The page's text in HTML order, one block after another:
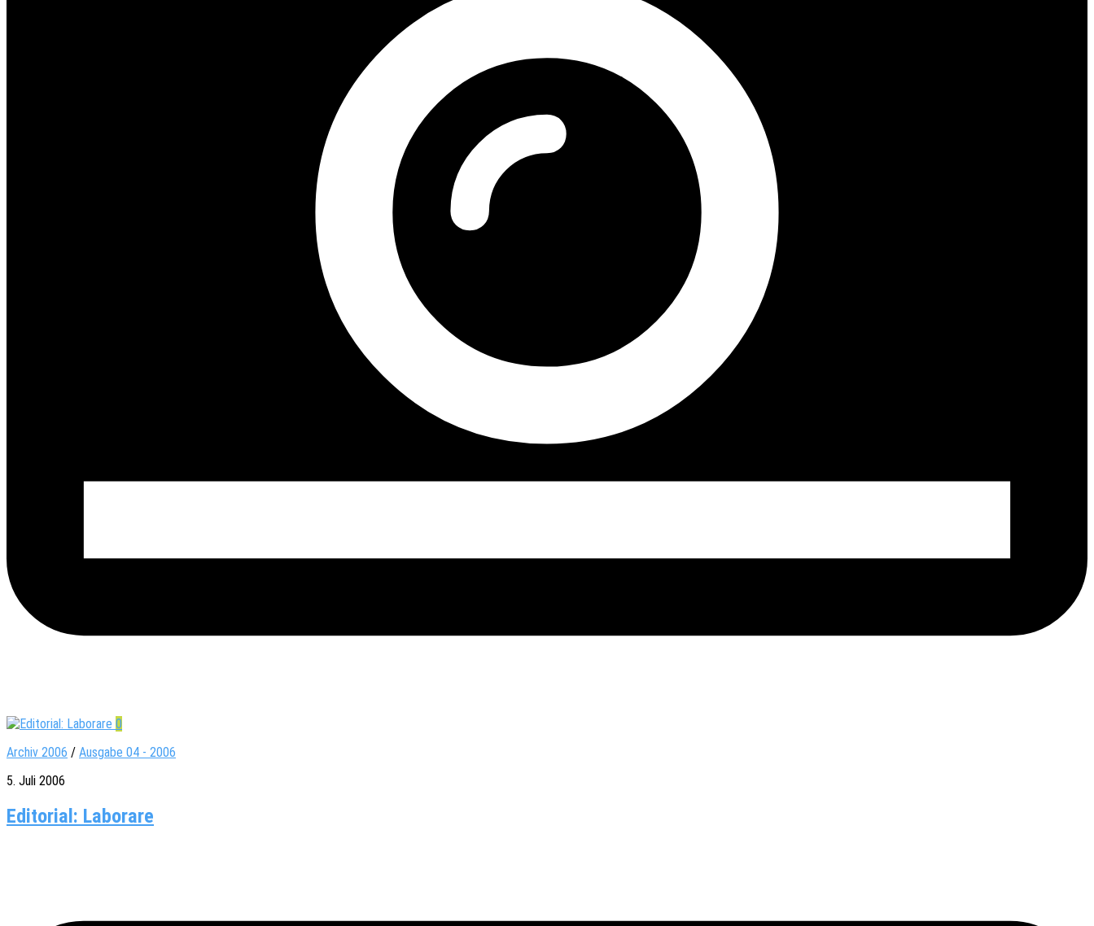
0
Archiv 2006 / Ausgabe 04 - 2006
5. Juli 2006
Editorial: Laborare